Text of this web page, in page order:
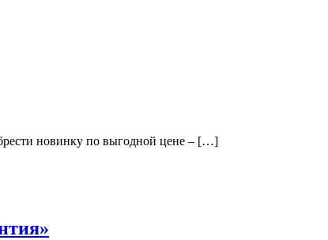
новинку по выгодной цене – […]